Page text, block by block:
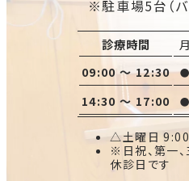
※駐車場5台（バ
診療時間 月
09:00 ～ 12:30 ●
14:30 ～ 17:00 ●
△土曜日
※日祝、第一
休診日です